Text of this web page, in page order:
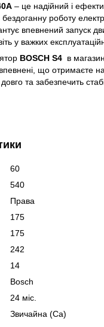
– це надійний і
бездоганну роботу
впевнений запуск
у важких
BOSCH S4 в
що отримаєте
та забезпечить
60
540
Права
175
175
242
14
Bosch
24 міс.
Звичайна (Ca)